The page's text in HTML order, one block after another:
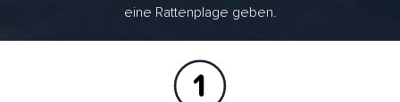
eine Rattenplage geben.